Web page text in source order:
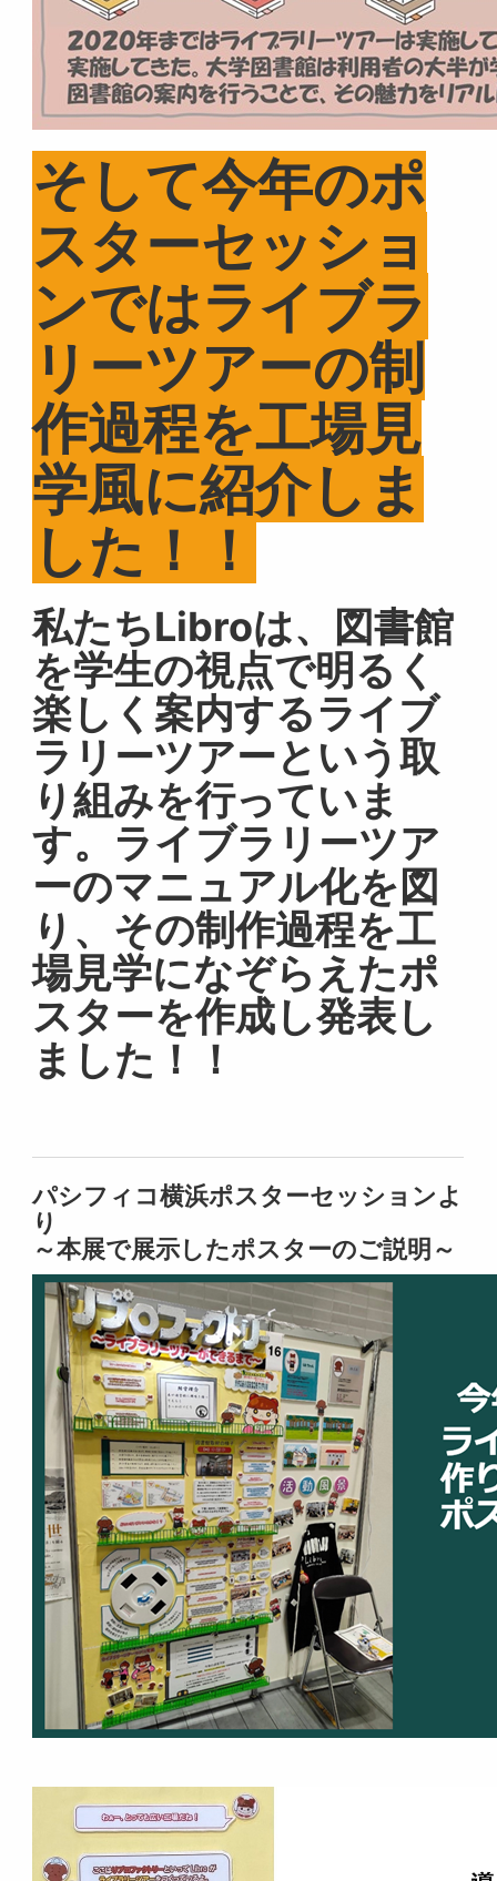
そして今年のポ
スターセッショ
ンではライブラ
リーツアーの制
作過程を工場見
学風に紹介しま
した！！
私たちLibroは、図書館
を学生の視点で明るく
楽しく案内するライブ
ラリーツアーという取
り組みを行っていま
す。ライブラリーツア
ーのマニュアル化を図
り、その制作過程を工
場見学になぞらえたポ
スターを作成し発表し
ました！！
パシフィコ横浜ポスターセッションよ
り
～本展で展示したポスターのご説明～